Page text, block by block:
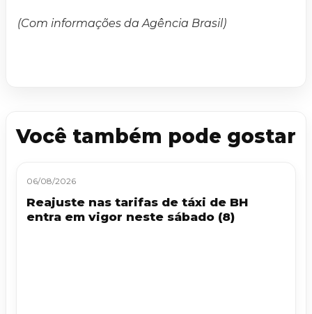
(Com informações da Agência Brasil)
Você também pode gostar
06/08/2026
Reajuste nas tarifas de táxi de BH
entra em vigor neste sábado (8)